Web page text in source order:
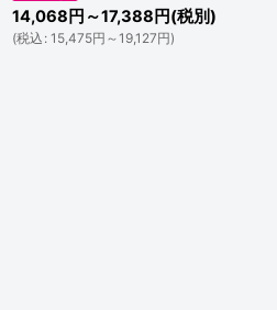
14,068 円 ～17,388 円(税別)
(税込 : 15,475円 ～19,127円)